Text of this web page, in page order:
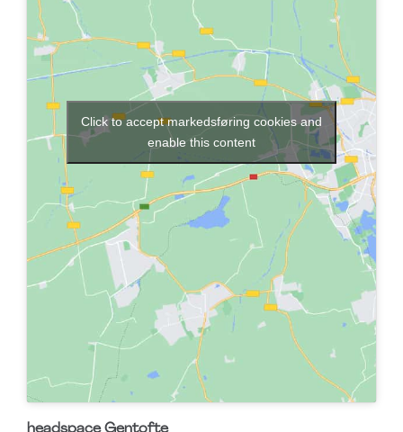
Click to accept markedsføring cookies and
enable this content